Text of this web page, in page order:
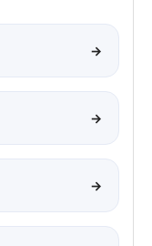
→
→
→